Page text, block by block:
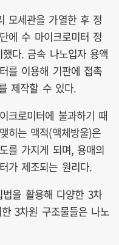
모세관을 가열한 후 정
에 수 마이크로미터 정
다. 금속 나노입자 용액
를 이용해 기판에 접촉
제작할 수 있다.
크로미터에 불과하기 때
히는 액적(액체방울)은
를 가지게 되며, 용매의
가 제조되는 원리다.
을 활용해 다양한 3차
3차원 구조물들은 나노